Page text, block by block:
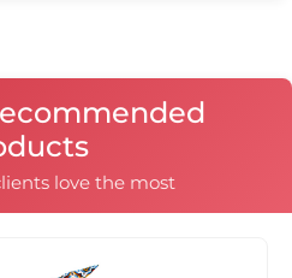
love the most